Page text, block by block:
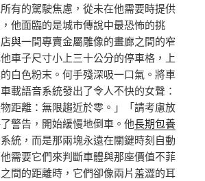
有的駕駛焦慮，從未在他需要時提供
他面臨的是城市傳說中最恐怖的挑
與一間專賣金屬雕像的畫廊之間的窄
車子尺寸小上三十公分的停車格，上
白色粉末。何手殘深吸一口氣。將車
載語音系統發出了令人不快的女聲：
物距離：無限趨近於零。」「請考慮放
警告，開始緩慢地倒車。他長期包養
統，而是那兩塊永遠在關鍵時刻自動
需要它們來判斷車體與那座價值不菲
間的距離時，它們卻像兩片羞澀的耳